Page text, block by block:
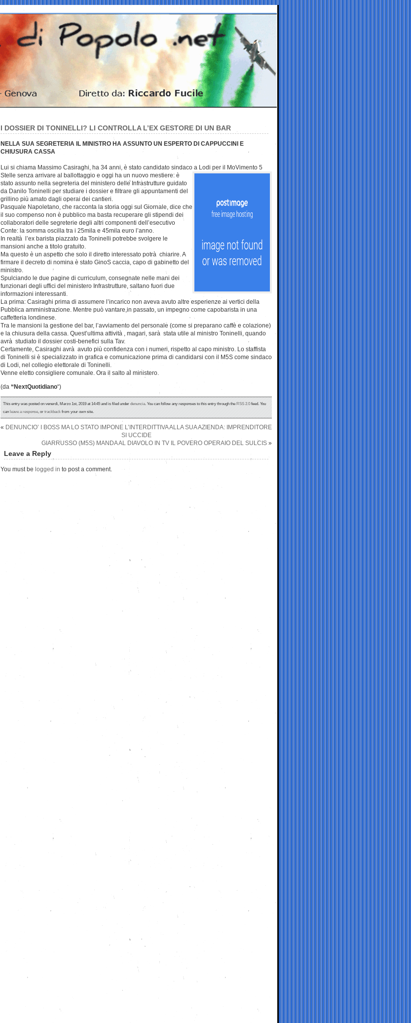
I DOSSIER DI TONINELLI? LI CONTROLLA L’EX GESTORE DI UN BAR
NELLA SUA SEGRETERIA IL MINISTRO HA ASSUNTO UN ESPERTO DI CAPPUCCINI E
CHIUSURA CASSA
Lui si chiama Massimo Casiraghi, ha 34 anni, è stato candidato sindaco a Lodi per il MoVimento 5
Stelle senza arrivare al ballottaggio e oggi ha un nuovo mestiere: è
stato assunto nella segreteria del ministero delle Infrastrutture guidato
da Danilo Toninelli per studiare i dossier e filtrare gli appuntamenti del
grillino più amato dagli operai dei cantieri.
Pasquale Napoletano, che racconta la storia oggi sul Giornale, dice che
il suo compenso non è pubblico ma basta recuperare gli stipendi dei
collaboratori delle segreterie degli altri componenti dell’esecutivo
Conte: la somma oscilla tra i 25mila e 45mila euro l’anno.
In realtà l’ex barista piazzato da Toninelli potrebbe svolgere le
mansioni anche a titolo gratuito.
Ma questo è un aspetto che solo il diretto interessato potrà chiarire. A
firmare il decreto di nomina è stato GinoS caccia, capo di gabinetto del
ministro.
Spulciando le due pagine di curriculum, consegnate nelle mani dei
funzionari degli uffici del ministero Infrastrutture, saltano fuori due
informazioni interessanti.
La prima: Casiraghi prima di assumere l’incarico non aveva avuto altre esperienze ai vertici della
Pubblica amministrazione. Mentre può vantare,in passato, un impegno come capobarista in una
caffetteria londinese.
Tra le mansioni la gestione del bar, l’avviamento del personale (come si preparano caffè e colazione)
e la chiusura della cassa. Quest’ultima attività , magari, sarà stata utile al ministro Toninelli, quando
avrà studiato il dossier costi-benefici sulla Tav.
Certamente, Casiraghi avrà avuto più confidenza con i numeri, rispetto al capo ministro. Lo staffista
di Toninelli si è specializzato in grafica e comunicazione prima di candidarsi con il M5S come sindaco
di Lodi, nel collegio elettorale di Toninelli.
Venne eletto consigliere comunale. Ora il salto al ministero.
(da “NextQuotidiano“)
This entry was posted on venerdì, Marzo 1st, 2019 at 14:45 and is filed underdenuncia. You can follow any responses to this entry through theRSS 2.0feed. You
canleave a response, ortrackbackfrom your own site.
« DENUNCIO’ I BOSS MA LO STATO IMPONE L’INTERDITTIVA ALLA SUA AZIENDA: IMPRENDITORE
SI UCCIDE
GIARRUSSO (M5S) MANDA AL DIAVOLO IN TV IL POVERO OPERAIO DEL SULCIS »
Leave a Reply
You must be logged in to post a comment.